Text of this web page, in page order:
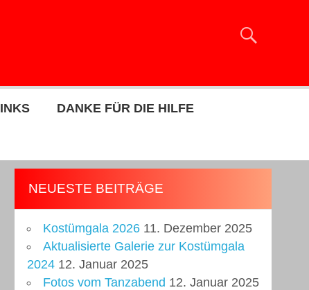
DANKE FÜR DIE HILFE
NEUESTE BEITRÄGE
Kostümgala 2026 11. Dezember 2025
Aktualisierte Galerie zur Kostümgala
2024 12. Januar 2025
Fotos vom Tanzabend 12. Januar 2025